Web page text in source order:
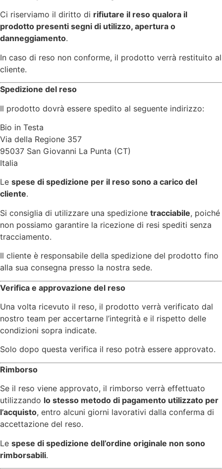
Ci riserviamo il diritto di rifiutare il reso qualora il
prodotto presenti segni di utilizzo, apertura o
danneggiamento.
In caso di reso non conforme, il prodotto verrà restituito al
cliente.
Spedizione del reso
Il prodotto dovrà essere spedito al seguente indirizzo:
Bio in Testa
Via della Regione 357
95037 San Giovanni La Punta (CT)
Italia
Le spese di spedizione per il reso sono a carico del
cliente.
Si consiglia di utilizzare una spedizione tracciabile, poiché
non possiamo garantire la ricezione di resi spediti senza
tracciamento.
Il cliente è responsabile della spedizione del prodotto fino
alla sua consegna presso la nostra sede.
Verifica e approvazione del reso
Una volta ricevuto il reso, il prodotto verrà verificato dal
nostro team per accertarne l’integrità e il rispetto delle
condizioni sopra indicate.
Solo dopo questa verifica il reso potrà essere approvato.
Rimborso
Se il reso viene approvato, il rimborso verrà effettuato
utilizzando lo stesso metodo di pagamento utilizzato per
l’acquisto, entro alcuni giorni lavorativi dalla conferma di
accettazione del reso.
Le spese di spedizione dell’ordine originale non sono
rimborsabili.